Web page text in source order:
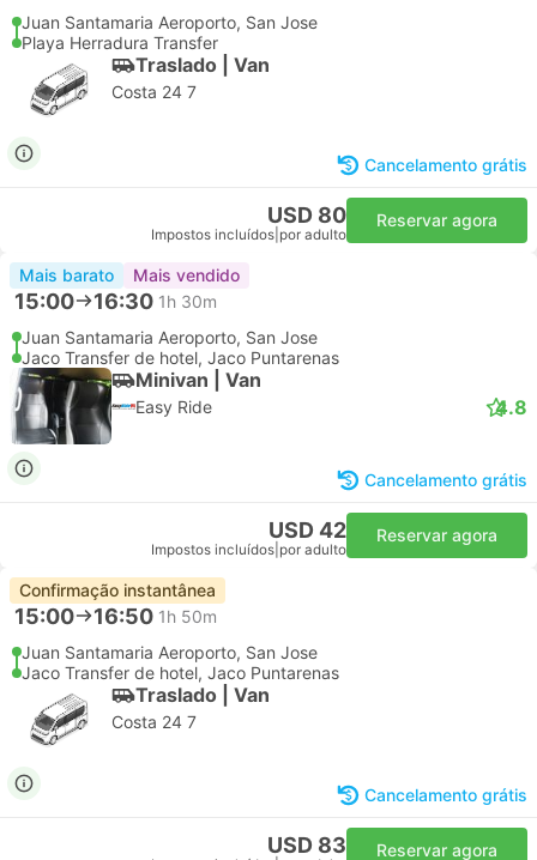
Juan Santamaria Aeroporto, San Jose
Playa Herradura Transfer
Traslado | Van
Costa 24 7
Cancelamento grátis
USD 80
Impostos incluídos por adulto
Reservar agora
Mais barato Mais vendido
15:00 16:30 1h 30m
Juan Santamaria Aeroporto, San Jose
Jaco Transfer de hotel, Jaco Puntarenas
Minivan | Van
Easy Ride 4.8
Cancelamento grátis
USD 42
Impostos incluídos por adulto
Reservar agora
Confirmação instantânea
15:00 16:50 1h 50m
Juan Santamaria Aeroporto, San Jose
Jaco Transfer de hotel, Jaco Puntarenas
Traslado | Van
Costa 24 7
Cancelamento grátis
USD 83 Reservar agora